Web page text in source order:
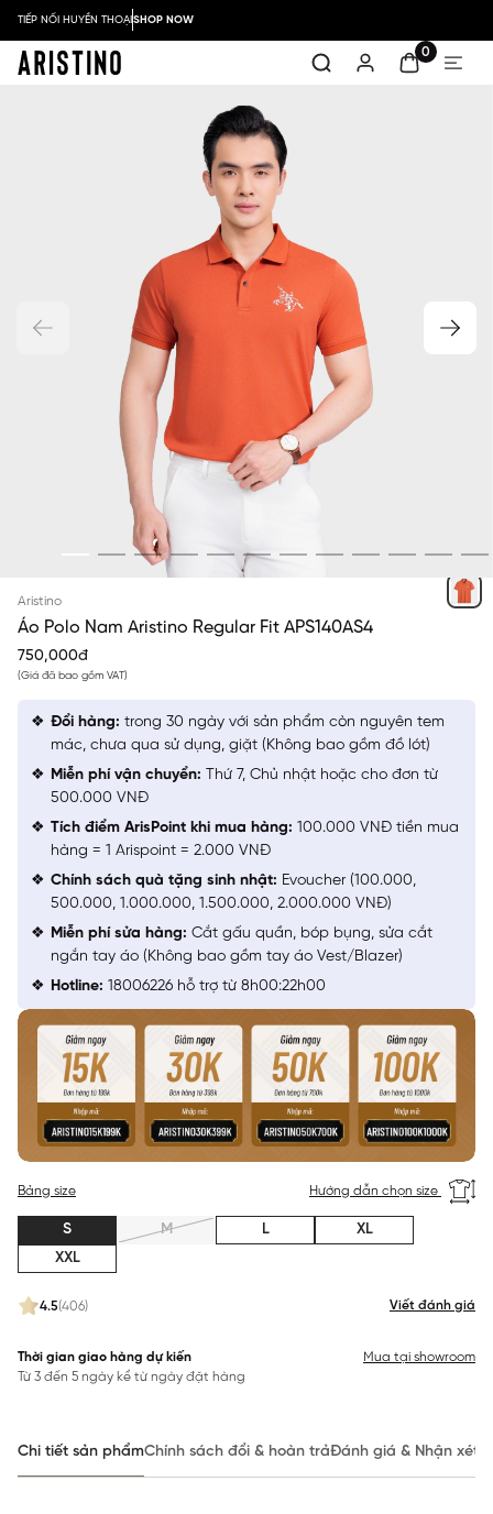
TIẾP NỐI HUYỀN THOẠISHOP NOW
0
Aristino
Áo Polo Nam Aristino Regular Fit APS140AS4
750,000đ
(Giá đã bao gồm VAT)
4.5(406) Viết đánh giá
Bảng size Hướng dẫn chọn size
S M L
XL
XXL
Thời gian giao hàng dự kiến
Từ 3 đến 5 ngày kể từ ngày đặt hàng
Mua tại showroom
Đổi hàng: trong 30 ngày với sản phẩm còn nguyên tem
mác, chưa qua sử dụng, giặt (Không bao gồm đồ lót)
Miễn phí vận chuyển: Thứ 7, Chủ nhật hoặc cho đơn từ
500.000 VNĐ
Tích điểm ArisPoint khi mua hàng: 100.000 VNĐ tiền mua
hàng = 1 Arispoint = 2.000 VNĐ
Chính sách quà tặng sinh nhật: Evoucher (100.000,
500.000, 1.000.000, 1.500.000, 2.000.000 VNĐ)
Miễn phí sửa hàng: Cắt gấu quần, bóp bụng, sửa cắt
ngắn tay áo (Không bao gồm tay áo Vest/Blazer)
Hotline: 18006226 hỗ trợ từ 8h00:22h00
Chi tiết sản phẩmChính sách đổi & hoàn trảĐánh giá & Nhận xét